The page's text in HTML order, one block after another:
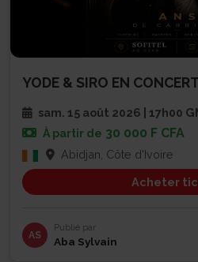
YODE & SIRO EN
sam. 15 août 2026 | 17h00
À partir de 30 000 F CFA
Abidjan, Côte d'Ivoire
Acheter
AS
Publié par
Aba Sylvain